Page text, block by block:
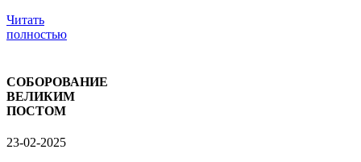
Читать
полностью
СОБОРОВАНИЕ
ВЕЛИКИМ
ПОСТОМ
23-02-2025